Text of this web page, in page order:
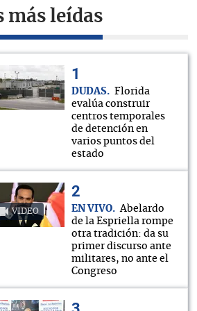
más leídas
DUDAS
Florida
evalúa construir
centros temporales
de detención en
varios puntos del
estado
VIDEO EN VIVO
Abelardo
de la Espriella rompe
otra tradición: da su
primer discurso ante
militares, no ante el
Congreso